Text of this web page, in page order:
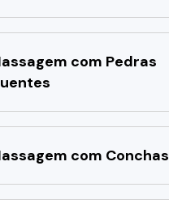
com Pedras
com Conchas